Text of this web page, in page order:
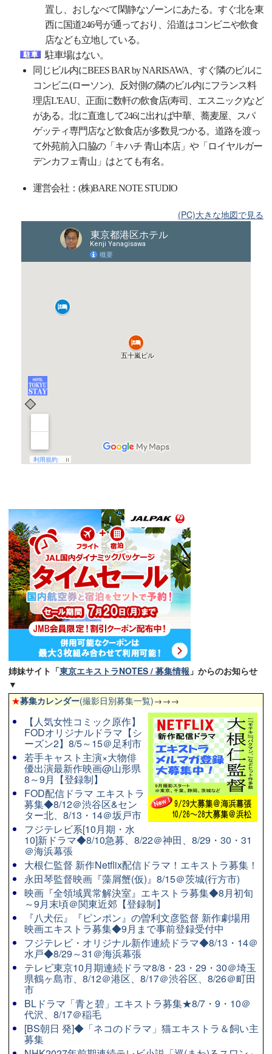
置し、おしなべて閑静なゾーンにあたる。すぐ北を東
西に国道246号が通っており、沿道はコンビニや飲食
店なども立地している。
駐車場はない。
同じビル内にBEES BAR by NARISAWA、すぐ隣のビルに
コンビニ(ローソン)、反対側の隣のビル内にフランス料
理店L'EAU、正面に数軒の飲食店(寿司、エスニック)など
がある。北に直進して246に出れば中華、蕎麦屋、スパ
ゲッティ専門店など飲食店が多数見つかる。道路を渡っ
て外苑前入口脇の「キハチ 青山本店」や「ロイヤルガー
デンカフェ青山」はとても有名。
運営会社：(株)BARE NOTE STUDIO
(PC)大きな地図で見る
姉妹サイト「東京エキストラNOTES / 募集情報 」からのお知らせ
▼
★募集カレンダー(撮影日別募集一覧)→→→
【人気女性コミック原作】
FODオリジナルドラマ【シ
ーズン2】8/5～15＠足利市
若手キャスト主演×大物俳
優出演最新作映画@山形県
8～9月【登録制】
FOD配信ドラマ エキストラ
募集◆8/12＠渋谷区&セン
ター北、8/13・14＠坂戸市
フジテレビ系[10月期・水
10]新ドラマ◆8/10急募、8/22＠神田、8/29・30・31
＠海浜幕張
大根仁監督 新作Netflix配信ドラマ！エキストラ募集！
永田琴監督映画『藻屑蟹(仮)』8/15＠茨城(行方市)
映画『全領域異常解決室』エキストラ募集◆8月初旬
～9月末頃＠関東近郊【登録制】
『八犬伝』『ピンポン』の曽利文彦監督 新作劇場用
映画エキストラ募集◆9月まで事前登録受付中
フジテレビ・オリジナル新作連続ドラマ◆8/13・14＠
水戸◆8/29～31＠海浜幕張
テレビ東京10月期連続ドラマ8/8・23・29・30＠埼玉
県鶴ヶ島市、8/12＠港区、8/17＠渋谷区、8/26＠町田
市
BLドラマ「青と碧」エキストラ募集★8/7・9・10＠
代沢、8/17＠稲毛
[BS朝日 発]◆「ネコのドラマ」猫エキストラ＆飼い主
募集